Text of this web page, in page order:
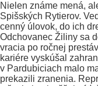
Nielen známe mená,
Spišských Rytierov.
cenný úlovok, do ich
Odchovanec Žiliny sa
vracia po ročnej
kariére vyskúšal
v Pardubiciach malo
prekazili zranenia.